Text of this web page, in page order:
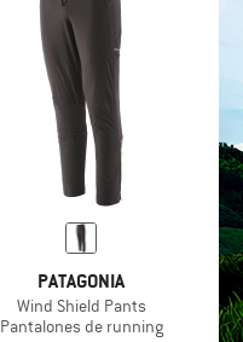
PATAGONIA
Wind Shield Pants
Pantalones de running